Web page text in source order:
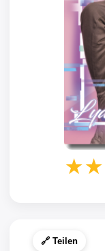
★★
🔗 Teilen